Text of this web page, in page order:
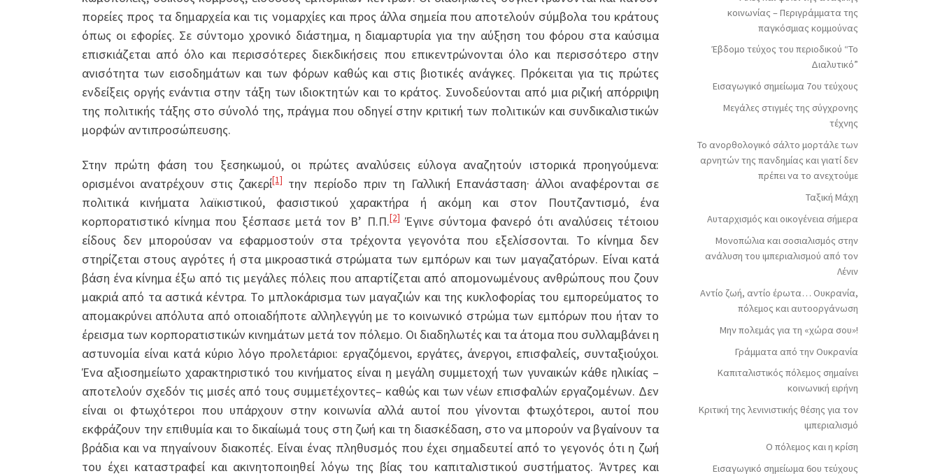
πορείες προς τα δημαρχεία και τις νομαρχίες και προς άλλα σημεία που αποτελούν σύμβολα του κράτους
όπως οι εφορίες. Σε σύντομο χρονικό διάστημα, η διαμαρτυρία για την αύξηση του φόρου στα καύσιμα
επισκιάζεται από όλο και περισσότερες διεκδικήσεις που επικεντρώνονται όλο και περισσότερο στην
ανισότητα των εισοδημάτων και των φόρων καθώς και στις βιοτικές ανάγκες. Πρόκειται για τις πρώτες
ενδείξεις οργής ενάντια στην τάξη των ιδιοκτητών και το κράτος. Συνοδεύονται από μια ριζική απόρριψη
της πολιτικής τάξης στο σύνολό της, πράγμα που οδηγεί στην κριτική των πολιτικών και συνδικαλιστικών
μορφών αντιπροσώπευσης.
Στην πρώτη φάση του ξεσηκωμού, οι πρώτες αναλύσεις εύλογα αναζητούν ιστορικά προηγούμενα:
ορισμένοι ανατρέχουν στις ζακερί[1] την περίοδο πριν τη Γαλλική Επανάσταση· άλλοι αναφέρονται σε
πολιτικά κινήματα λαϊκιστικού, φασιστικού χαρακτήρα ή ακόμη και στον Πουτζαντισμό, ένα
κορπορατιστικό κίνημα που ξέσπασε μετά τον Β’ Π.Π.[2] Έγινε σύντομα φανερό ότι αναλύσεις τέτοιου
είδους δεν μπορούσαν να εφαρμοστούν στα τρέχοντα γεγονότα που εξελίσσονται. Το κίνημα δεν
στηρίζεται στους αγρότες ή στα μικροαστικά στρώματα των εμπόρων και των μαγαζατόρων. Είναι κατά
βάση ένα κίνημα έξω από τις μεγάλες πόλεις που απαρτίζεται από απομονωμένους ανθρώπους που ζουν
μακριά από τα αστικά κέντρα. Το μπλοκάρισμα των μαγαζιών και της κυκλοφορίας του εμπορεύματος το
απομακρύνει απόλυτα από οποιαδήποτε αλληλεγγύη με το κοινωνικό στρώμα των εμπόρων που ήταν το
έρεισμα των κορπορατιστικών κινημάτων μετά τον πόλεμο. Οι διαδηλωτές και τα άτομα που συλλαμβάνει η
αστυνομία είναι κατά κύριο λόγο προλετάριοι: εργαζόμενοι, εργάτες, άνεργοι, επισφαλείς, συνταξιούχοι.
Ένα αξιοσημείωτο χαρακτηριστικό του κινήματος είναι η μεγάλη συμμετοχή των γυναικών κάθε ηλικίας –
αποτελούν σχεδόν τις μισές από τους συμμετέχοντες– καθώς και των νέων επισφαλών εργαζομένων. Δεν
είναι οι φτωχότεροι που υπάρχουν στην κοινωνία αλλά αυτοί που γίνονται φτωχότεροι, αυτοί που
εκφράζουν την επιθυμία και το δικαίωμά τους στη ζωή και τη διασκέδαση, στο να μπορούν να βγαίνουν τα
βράδια και να πηγαίνουν διακοπές. Είναι ένας πληθυσμός που έχει σημαδευτεί από το γεγονός ότι η ζωή
του έχει καταστραφεί και ακινητοποιηθεί λόγω της βίας του καπιταλιστικού συστήματος. Άντρες και
κοινωνίας – Περιγράμματα της
παγκόσμιας κομμούνας
Έβδομο τεύχος του περιοδικού “Το
Διαλυτικό”
Εισαγωγικό σημείωμα 7ου τεύχους
Μεγάλες στιγμές της σύγχρονης
τέχνης
Το ανορθολογικό σάλτο μορτάλε των
αρνητών της πανδημίας και γιατί δεν
πρέπει να το ανεχτούμε
Ταξική Μάχη
Αυταρχισμός και οικογένεια σήμερα
Μονοπώλια και σοσιαλισμός στην
ανάλυση του ιμπεριαλισμού από τον
Λένιν
Αντίο ζωή, αντίο έρωτα… Ουκρανία,
πόλεμος και αυτοοργάνωση
Μην πολεμάς για τη «χώρα σου»!
Γράμματα από την Ουκρανία
Καπιταλιστικός πόλεμος σημαίνει
κοινωνική ειρήνη
Κριτική της λενινιστικής θέσης για τον
ιμπεριαλισμό
Ο πόλεμος και η κρίση
Εισαγωγικό σημείωμα 6ου τεύχους